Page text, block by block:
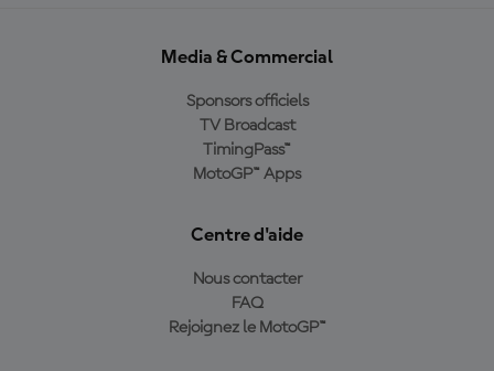
Media & Commercial
Sponsors officiels
TV Broadcast
TimingPass™
MotoGP™ Apps
Centre d'aide
Nous contacter
FAQ
Rejoignez le MotoGP™